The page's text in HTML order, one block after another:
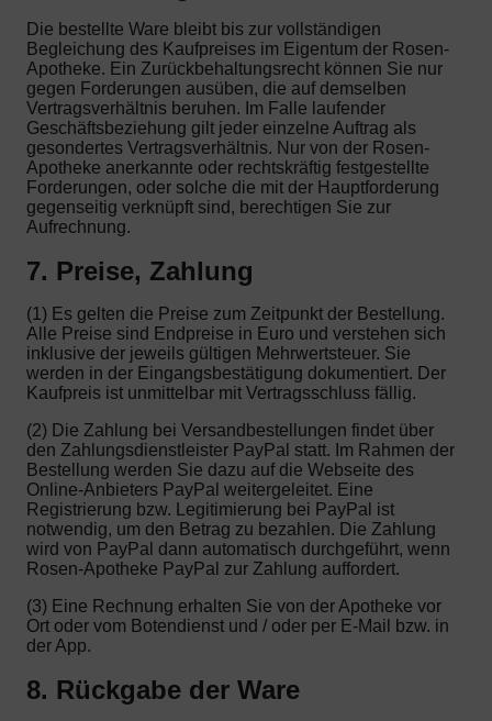
Die bestellte Ware bleibt bis zur vollständigen
Begleichung des Kaufpreises im Eigentum der Rosen-
Apotheke. Ein Zurückbehaltungsrecht können Sie nur
gegen Forderungen ausüben, die auf demselben
Vertragsverhältnis beruhen. Im Falle laufender
Geschäftsbeziehung gilt jeder einzelne Auftrag als
gesondertes Vertragsverhältnis. Nur von der Rosen-
Apotheke anerkannte oder rechtskräftig festgestellte
Forderungen, oder solche die mit der Hauptforderung
gegenseitig verknüpft sind, berechtigen Sie zur
Aufrechnung.
7. Preise, Zahlung
(1) Es gelten die Preise zum Zeitpunkt der Bestellung.
Alle Preise sind Endpreise in Euro und verstehen sich
inklusive der jeweils gültigen Mehrwertsteuer. Sie
werden in der Eingangsbestätigung dokumentiert. Der
Kaufpreis ist unmittelbar mit Vertragsschluss fällig.
(2) Die Zahlung bei Versandbestellungen findet über
den Zahlungsdienstleister PayPal statt. Im Rahmen der
Bestellung werden Sie dazu auf die Webseite des
Online-Anbieters PayPal weitergeleitet. Eine
Registrierung bzw. Legitimierung bei PayPal ist
notwendig, um den Betrag zu bezahlen. Die Zahlung
wird von PayPal dann automatisch durchgeführt, wenn
Rosen-Apotheke PayPal zur Zahlung auffordert.
(3) Eine Rechnung erhalten Sie von der Apotheke vor
Ort oder vom Botendienst und / oder per E-Mail bzw. in
der App.
8. Rückgabe der Ware